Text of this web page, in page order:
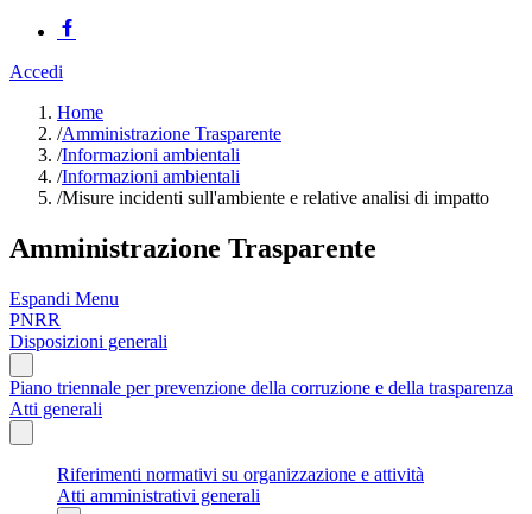
Accedi
Home
/Amministrazione Trasparente
/Informazioni ambientali
/Informazioni ambientali
/Misure incidenti sull'ambiente e relative analisi di impatto
Amministrazione Trasparente
Espandi Menu
PNRR
Disposizioni generali
Piano triennale per prevenzione della corruzione e della trasparenza
Atti generali
Riferimenti normativi su organizzazione e attività
Atti amministrativi generali